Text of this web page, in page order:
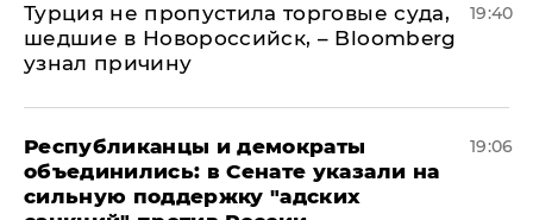
Турция не пропустила торговые суда,
шедшие в Новороссийск, – Bloomberg
узнал причину
19:40
Республиканцы и демократы
объединились: в Сенате указали на
сильную поддержку "адских
19:06